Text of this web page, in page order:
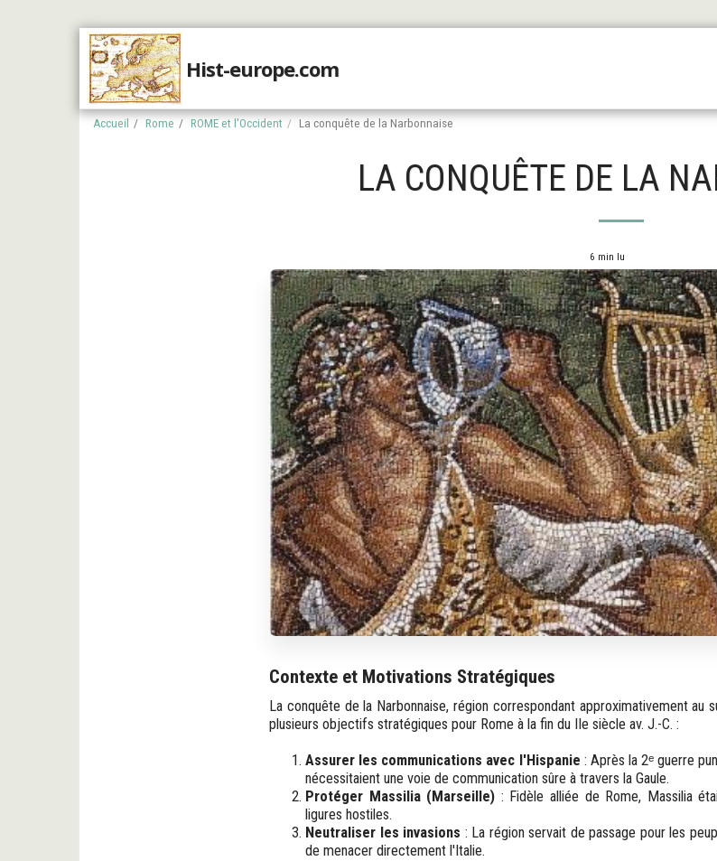
Hist-europe.com
Accueil Rome ROME et l'Occident La conquête de la Narbonnaise
LA CONQUÊTE DE LA
6 min lu
Contexte et Motivations Stratégiques
La conquête de la Narbonnaise, région correspondant approximativement au
plusieurs objectifs stratégiques pour Rome à la fin du IIe siècle av. J.-C. :
Assurer les communications avec l'Hispanie : Après la 2ᵉ guerre
nécessitaient une voie de communication sûre à travers la Gaule.
Protéger Massilia (Marseille) : Fidèle alliée de Rome, Massilia
ligures hostiles.
Neutraliser les invasions : La région servait de passage pour les
de menacer directement l'Italie.